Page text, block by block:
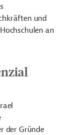
und
an
der Gründe